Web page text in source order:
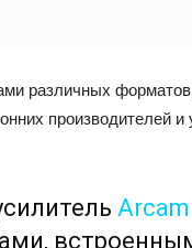
различных
производителей и